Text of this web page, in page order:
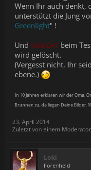
Wenn Ihr auch denkt,
unterstützt die Jung
Greenlight" !
Und VORSICHT beim
wird gelöscht.
(Vergesst nicht, Ihr
ebene.)
In 10 Jahren erklären wir der Oma,
Brunnen zu, da liegen Deine Bilder.
23. April 2014
Zuletzt von einem
Loki
Forenheld